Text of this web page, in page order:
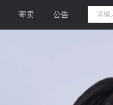
寄卖 公告